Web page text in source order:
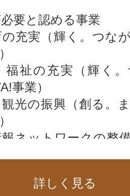
要と認める事業
充実（輝く。つな
福祉の充実（輝く
事業）
光の振興（創る。
ネットワークの整
事業）詳しく見る